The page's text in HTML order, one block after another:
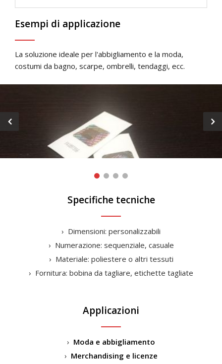
Esempi di applicazione
La soluzione ideale per l'abbigliamento e la moda,
costumi da bagno, scarpe, ombrelli, tendaggi, ecc.
Specifiche tecniche
Dimensioni: personalizzabili
Numerazione: sequenziale, casuale
Materiale: poliestere o altri tessuti
Fornitura: bobina da tagliare, etichette tagliate
Applicazioni
Moda e abbigliamento
Merchandising e licenze